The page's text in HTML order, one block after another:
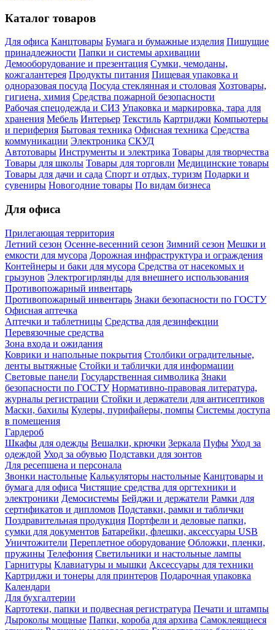
Каталог товаров
Для офиса Канцтовары Бумага и бумажные изделия Пишущие
принадлежности Папки и системы архивации
Демооборудование и презентация Сумки, чемоданы,
кожгалантерея Продукты питания Пищевая упаковка и
одноразовая посуда Посуда стеклянная и столовая Хозтовары,
гигиена, химия Средства пожарной безопасности
Рабочая спецодежда и СИЗ Упаковка и маркировка, тара для
хранения Мебель Интерьер Текстиль Картриджи Компьютеры
и периферия Бытовая техника Офисная техника Средства
коммуникации Электроника СКУД
Автотовары Инструменты и электрика Товары для творчества
Товары для школы Товары для торговли Медицинские товары
Товары для дачи и сада Спорт и отдых, туризм Подарки и
сувениры Новогодние товары По видам бизнеса
Для офиса
Прилегающая территория
Летний сезон Осенне-весенний сезон Зимний сезон Мешки и
емкости для мусора Дорожная инфраструктура и ограждения
Контейнеры и баки для мусора Средства от насекомых и
грызунов Электрогирлянды для внешнего использования
Противопожарный инвентарь
Противопожарный инвентарь Знаки безопасности по ГОСТУ
Офисная аптечка
Аптечки и таблетницы Средства для дезинфекции
Перевязочные средства
Зона входа и ожидания
Коврики и напольные покрытия Столбики оградительные,
ленты вытяжные Стойки и таблички для информации
Световые панели Государственная символика Знаки
безопасности по ГОСТУ Нормативно-правовая литература,
журналы регистрации Стойки и держатели для антисептиков
Маски, бахилы Кулеры, пурифайеры, помпы Системы доступа
в помещения
Гардероб
Шкафы для одежды Вешалки, крючки Зеркала Пуфы Уход за
одеждой Уход за обувью Подставки для зонтов
Для ресепшена и персонала
Звонки настольные Калькуляторы настольные Канцтовары и
бумага для офиса Чистящие средства для оргтехники и
электроники Демосистемы Бейджи и держатели Рамки для
сертификатов и дипломов Подставки, рамки и таблички
Поздравительная продукция Портфели и деловые папки,
сумки для документов Батарейки, флешки, аксессуары USB
Уничтожители Переплетное оборудование Обложки, пленки,
пружины Телефония Светильники и настольные лампы
Гарнитуры Клавиатуры и мышки Аксессуары для техники
Картриджи и тонеры для принтеров Подарочная упаковка
Календари
Для бухгалтерии
Картотеки, папки и подвесная регистратура Печати и штампы
Дыроколы мощные Папки, короба для архива Самоклеящиеся